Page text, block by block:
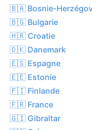
🇧🇦 Bosnie-
🇧🇬 Bulgarie
🇭🇷 Croatie
🇩🇰 Danemark
🇪🇸 Espagne
🇪🇪 Estonie
🇫🇮 Finlande
🇫🇷 France
🇬🇮 Gibraltar